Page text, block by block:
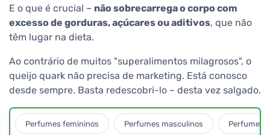
E o que é crucial – não sobrecarrega o corpo com
excesso de gorduras, açúcares ou aditivos, que não
têm lugar na dieta.
Ao contrário de muitos "superalimentos milagrosos", o
queijo quark não precisa de marketing. Está conosco
desde sempre. Basta redescobri-lo – desta vez salgado.
Perfumes femininos Perfumes masculinos Perfumes